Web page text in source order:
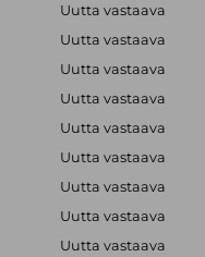
Uutta vastaava
Uutta vastaava
Uutta vastaava
Uutta vastaava
Uutta vastaava
Uutta vastaava
Uutta vastaava
Uutta vastaava
Uutta vastaava